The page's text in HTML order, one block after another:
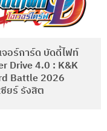
จอร์การ์ด บัดดี้ไฟท์
Drive 4.0 : K&K
Battle 2026
ซียร์ รังสิต